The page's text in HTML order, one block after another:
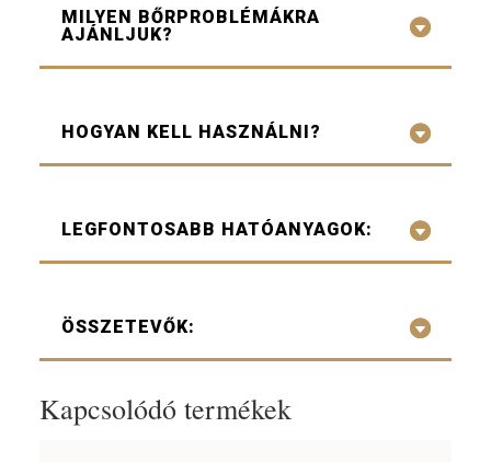
MILYEN BŐRPROBLÉMÁKRA
AJÁNLJUK?
HOGYAN KELL HASZNÁLNI?
LEGFONTOSABB HATÓANYAGOK:
ÖSSZETEVŐK:
Kapcsolódó termékek